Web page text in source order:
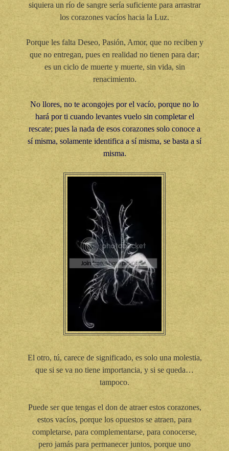
siquiera un río de sangre sería suficiente para arrastrar
los corazones vacíos hacia la Luz.
Porque les falta Deseo, Pasión, Amor, que no reciben y
que no entregan, pues en realidad no tienen para dar;
es un ciclo de muerte y muerte, sin vida, sin
renacimiento.
No llores, no te acongojes por el vacío, porque no lo
hará por ti cuando levantes vuelo sin completar el
rescate; pues la nada de esos corazones solo conoce a
sí misma, solamente identifica a sí misma, se basta a sí
misma.
El otro, tú, carece de significado, es solo una molestia,
que si se va no tiene importancia, y si se queda…
tampoco.
Puede ser que tengas el don de atraer estos corazones,
estos vacíos, porque los opuestos se atraen, para
completarse, para complementarse, para conocerse,
pero jamás para permanecer juntos, porque uno